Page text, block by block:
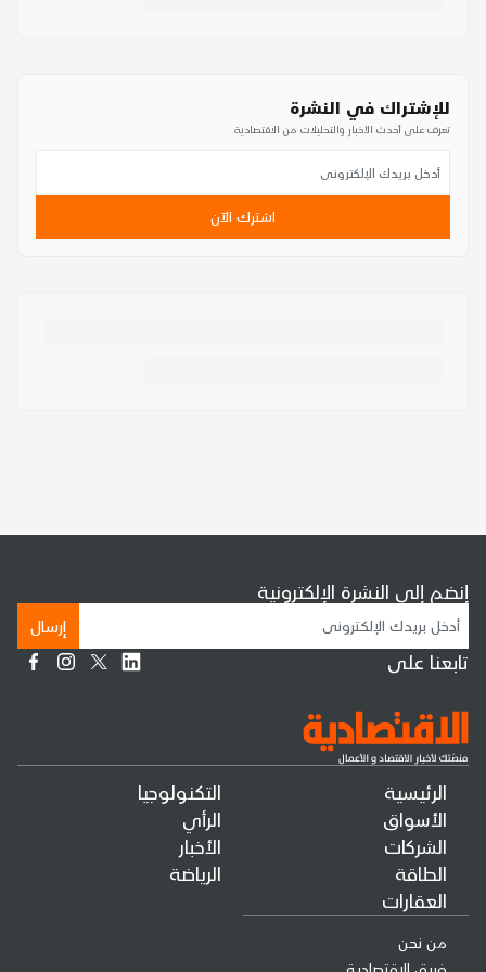
للإشتراك في النشرة
تعرف على أحدث الأخبار والتحليلات من الاقتصادية
اشترك الآن
الرئيسية
الأسواق
الشركات
الطاقة
العقارات
التكنولوجيا
الرأي
الأخبار
الرياضة
من نحن
فريق الإقتصادية
إنضم إلى النشرة الإلكترونية
إرسال
تابعنا على